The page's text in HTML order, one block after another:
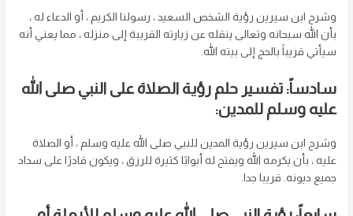
وشرح ابن سيرين رؤية الشخص السعيد ، رسولنا الكريم ، أو الدعاء له ،
بأن الله سبحانه وتعالى ينقله عن زيارته القريبة إلى منزله ، مما يعني أنه
سيأتي قريباً بالحج إلى بيته الله.
سادساً: تفسير حلم رؤية الصلاة على النبي صلى الله
عليه وسلم للمدين:
وشرح ابن سيرين رؤية المدين للنبي صلى الله عليه وسلم ، أو الصلاة
عليه ، بأن يكرمه الله ويفتح له أبوابًا كثيرة للرزق ، ويكون قادرًا على سداد
جميع ديونه. قريبا جدا.